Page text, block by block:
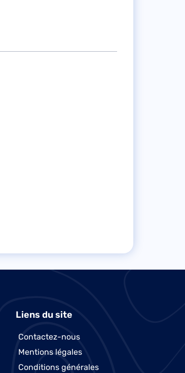
Liens du site
Contactez-nous
Mentions légales
Conditions générales